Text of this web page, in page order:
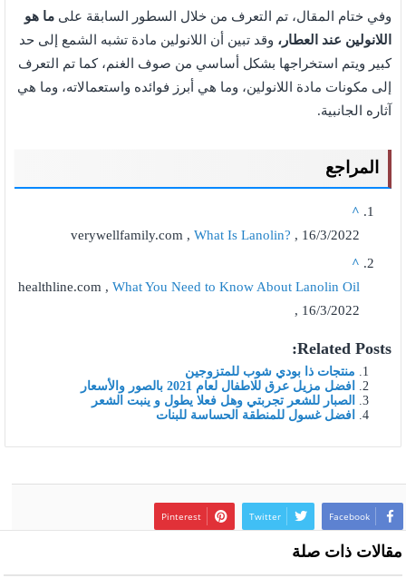
وفي ختام المقال، تم التعرف من خلال السطور السابقة على ما هو
اللانولين عند العطار، وقد تبين أن اللانولين مادة تشبه الشمع إلى حد
كبير ويتم استخراجها بشكل أساسي من صوف الغنم، كما تم التعرف
إلى مكونات مادة اللانولين، وما هي أبرز فوائده واستعمالاته، وما هي
آثاره الجانبية.
المراجع
^
verywellfamily.com , What Is Lanolin? , 16/3/2022
^
healthline.com , What You Need to Know About Lanolin Oil
, 16/3/2022
Related Posts:
منتجات ذا بودي شوب للمتزوجين
افضل مزيل عرق للاطفال لعام 2021 بالصور والأسعار
الصبار للشعر تجربتي وهل فعلا يطول و ينبت الشعر
افضل غسول للمنطقة الحساسة للبنات
Facebook
Twitter
Pinterest
مقالات ذات صلة